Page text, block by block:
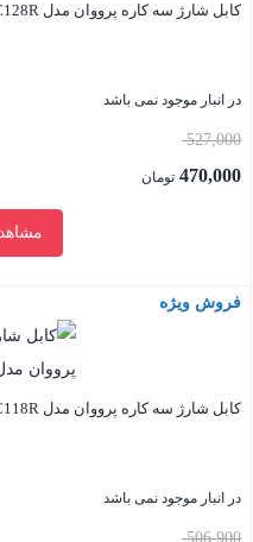
کابل شارژ سه کاره پرووان مدل PCC128R
در انبار موجود نمی باشد
527,000 قیمت
اصلی:470,000 تومان
بستن
فروش ویژه
کابل شارژ سه کاره پرووان مدل PCC118R
در انبار موجود نمی باشد
506,900 قیمت